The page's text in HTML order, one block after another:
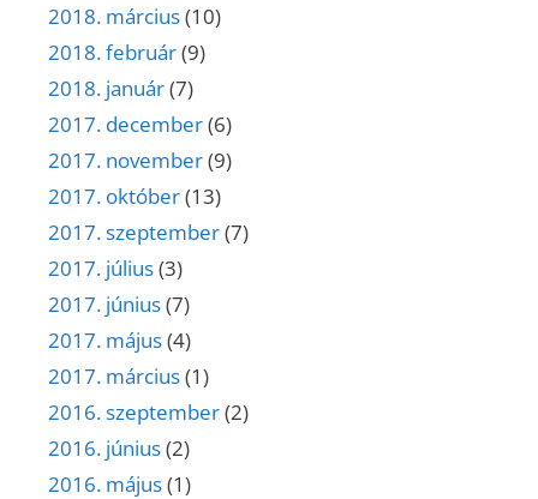
2018. március(10)
2018. február(9)
2018. január(7)
2017. december(6)
2017. november(9)
2017. október(13)
2017. szeptember(7)
2017. július(3)
2017. június(7)
2017. május(4)
2017. március(1)
2016. szeptember(2)
2016. június(2)
2016. május(1)